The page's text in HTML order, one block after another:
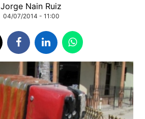
Jorge Nain Ruiz
04/07/2014 - 11:00